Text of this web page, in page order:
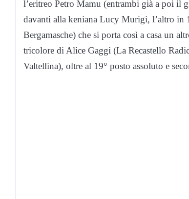
l’eritreo Petro Mamu (entrambi già a poi il
davanti alla keniana Lucy Murigi, l’altro in
Bergamasche) che si porta così a casa un
tricolore di Alice Gaggi (La Recastello
Valtellina), oltre al 19° posto assoluto e